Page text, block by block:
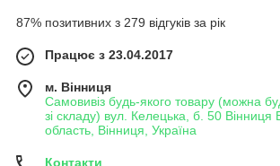
87% позитивних з 279 відгуків за рік
Працює з 23.04.2017
м. Вінниця
Самовивіз будь-якого товару (можна
зі складу) вул. Келецька, б. 50 Вінниця
область, Вінниця, Україна
Контакти